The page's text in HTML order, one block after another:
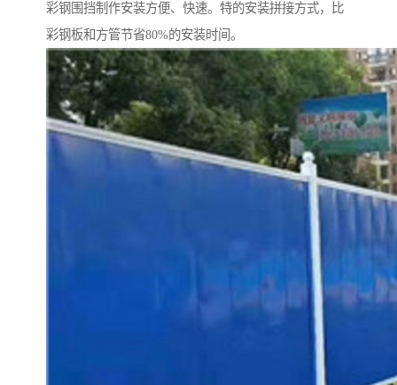
彩钢围挡制作安装方便、快速。特的安装拼接方式，比
彩钢板和方管节省80%的安装时间。